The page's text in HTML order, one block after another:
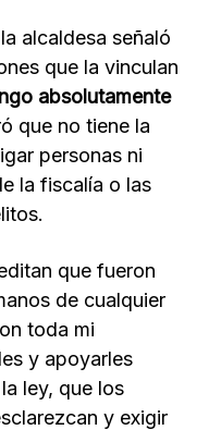
alcaldesa señaló
que la vinculan
absolutamente
que no tiene la
personas ni
la fiscalía o las
que fueron
de cualquier
toda mi
y apoyarles
ley, que los
y exigir